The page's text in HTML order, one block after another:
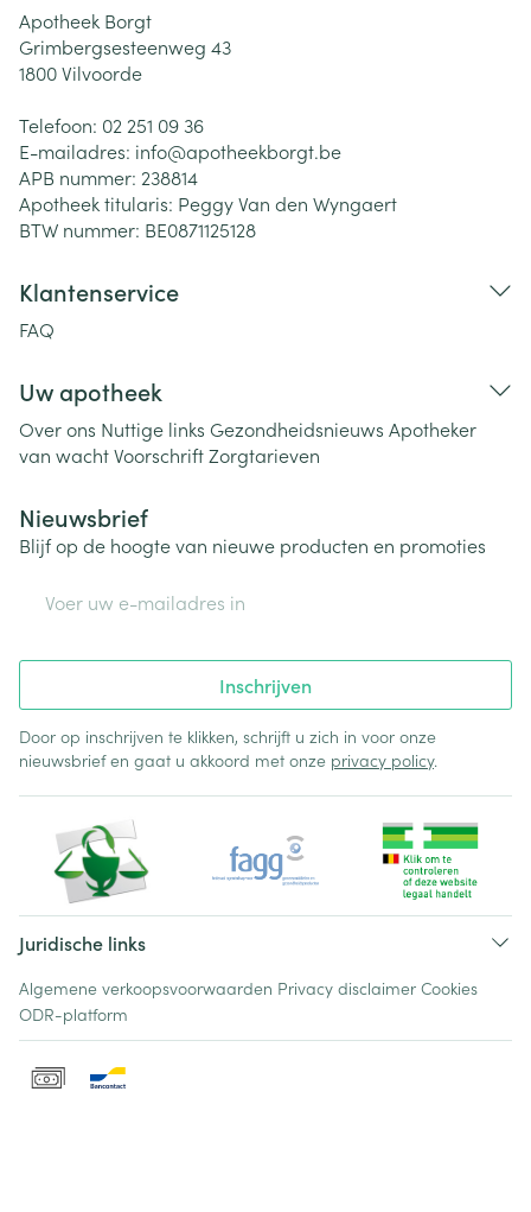
Apotheek Borgt
Grimbergsesteenweg 43
1800Vilvoorde
Telefoon: 02 251 09 36
E-mailadres: info@apotheekborgt.be
APB nummer: 238814
Apotheek titularis: Peggy Van den Wyngaert
BTW nummer: BE0871125128
Klantenservice
FAQ
Uw apotheek
Over ons Nuttige links Gezondheidsnieuws Apotheker
van wachtVoorschriftZorgtarieven
Nieuwsbrief
Blijf op de hoogte van nieuwe producten en promoties
Inschrijven
Door op inschrijven te klikken, schrijft u zich in voor onze
nieuwsbrief en gaat u akkoord met onze privacy policy.
Juridische links
Algemene verkoopsvoorwaarden Privacy disclaimer Cookies
ODR-platform